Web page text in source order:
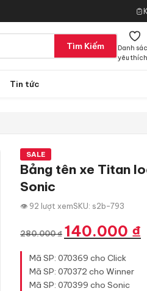
Tìm Kiếm
Danh
yêu thích
Tin tức
SALE
Bảng tên xe Titan
Sonic
👁 92 lượt xemSKU: s2b-793
280.000₫
Giá
gốc
là:
280.000 ₫.
140.000 ₫
Mã SP: 070369 cho Click
Mã SP: 070372 cho Winner
Mã SP: 070399 cho Sonic